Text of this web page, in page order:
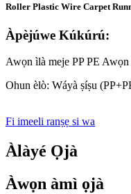
Roller Plastic Wire Carpet
Àpèjúwe Kúkúrú:
Awọn ìlà meje PP PE
Ohun èlò: Wáyà ṣíṣu
Fi imeeli ranṣẹ si wa
Àlàyé Ọjà
Àwọn àmì ọjà